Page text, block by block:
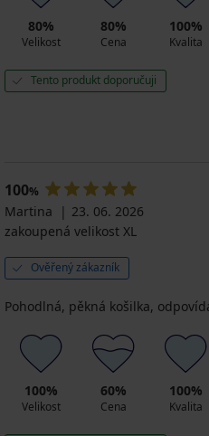
80%
Velikost
80%
Cena
100%
Kvalita
Tento produkt doporučuji
100%
Martina
23. 06. 2026
zakoupená velikost XL
Ověřený zákazník
Pohodlná, pěkná košilka,
100%
Velikost
60%
Cena
100%
Kvalita